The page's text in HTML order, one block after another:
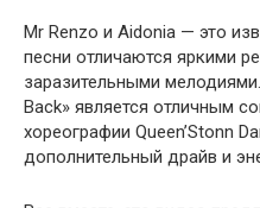
Mr Renzo и Aidonia — это
песни отличаются яркими
заразительными
Back» является отличным
хореографии Queen’Stonn
дополнительный драйв и